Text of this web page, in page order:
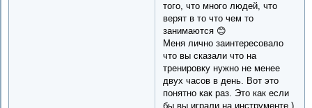
того, что много людей, что
верят в то что чем то
занимаются 😊
Меня лично заинтересовало
что вы сказали что на
тренировку нужно не менее
двух часов в день. Вот это
понятно как раз. Это как если
бы вы играли на инструменте )